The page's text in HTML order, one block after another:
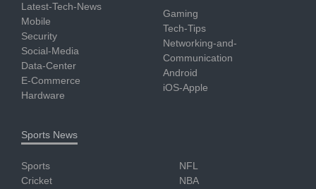
Latest-Tech-News
Mobile
Security
Social-Media
Data-Center
E-Commerce
Hardware
Gaming
Tech-Tips
Networking-and-
Communication
Android
iOS-Apple
Sports News
Sports
Cricket
NFL
NBA